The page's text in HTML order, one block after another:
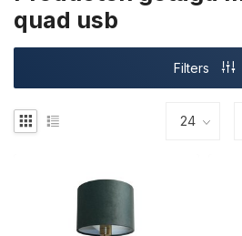
quad usb
Filters